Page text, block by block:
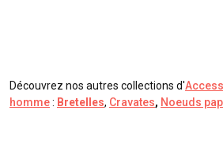
Découvrez nos autres collections d'
homme: Bretelles, Cravates, Noeuds